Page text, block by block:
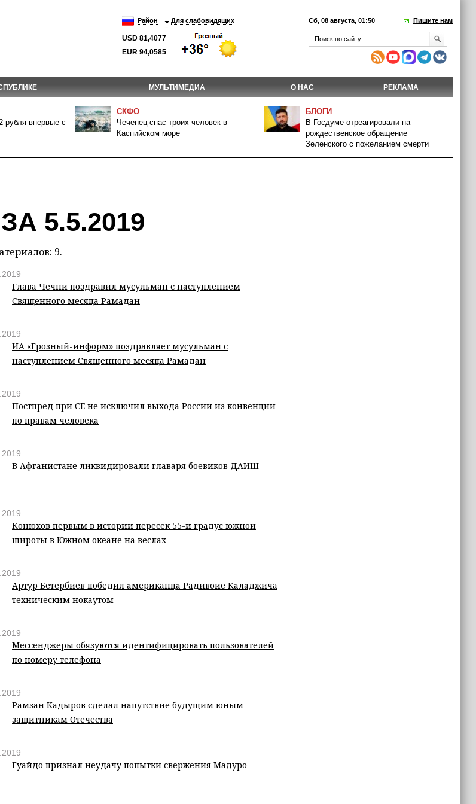
Район Для слабовидящих
USD 81,4077
EUR 94,0585
Сб, 08 августа, 01:50 Пишите нам
МУЛЬТИМЕДИА О НАС РЕКЛАМА
рубля впервые с
СКФО
Чеченец спас троих человек в
Каспийском море
БЛОГИ
В Госдуме отреагировали на
рождественское обращение
Зеленского с пожеланием смерти
5.5.2019
9.
Глава Чечни поздравил мусульман с наступлением
Священного месяца Рамадан
ИА «Грозный-информ» поздравляет мусульман с
наступлением Священного месяца Рамадан
Постпред при СЕ не исключил выхода России из конвенции
по правам человека
В Афганистане ликвидировали главаря боевиков ДАИШ
Конюхов первым в истории пересек 55-й градус южной
широты в Южном океане на веслах
Артур Бетербиев победил американца Радивойе Каладжича
техническим нокаутом
Мессенджеры обязуются идентифицировать пользователей
по номеру телефона
Рамзан Кадыров сделал напутствие будущим юным
защитникам Отечества
Гуайдо признал неудачу попытки свержения Мадуро